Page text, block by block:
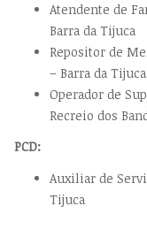
Atendente de
Barra da Tijuca
Repositor de
– Barra da Tijuca
Operador de
Recreio dos
PCD:
Auxiliar de
Tijuca